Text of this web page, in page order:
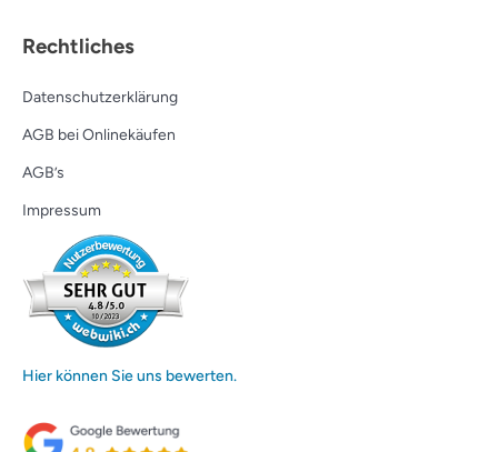
Rechtliches
Datenschutzerklärung
AGB bei Onlinekäufen
AGB’s
Impressum
Hier können Sie uns bewerten.